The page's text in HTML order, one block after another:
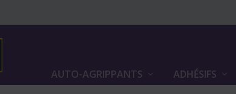
AUTO-AGRIPPANTS ADHÉSIFS